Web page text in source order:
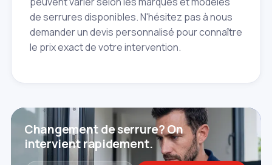
de serrures disponibles. N'hésitez pas à nous
demander un devis personnalisé pour connaître
le prix exact de votre intervention.
Changement de serrure? On
intervient rapidement.